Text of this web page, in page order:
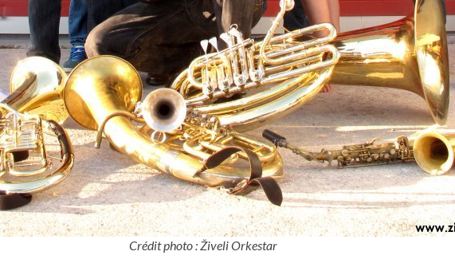
Crédit photo : Živeli Orkestar